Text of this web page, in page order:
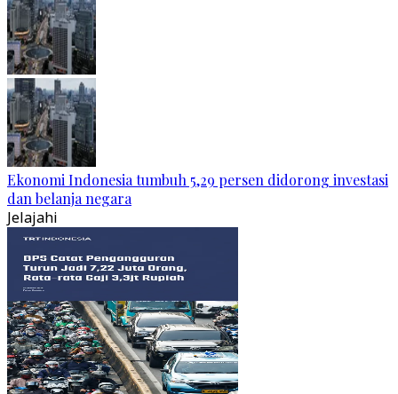
Ekonomi Indonesia tumbuh 5,29 persen didorong investasi
dan belanja negara
Jelajahi